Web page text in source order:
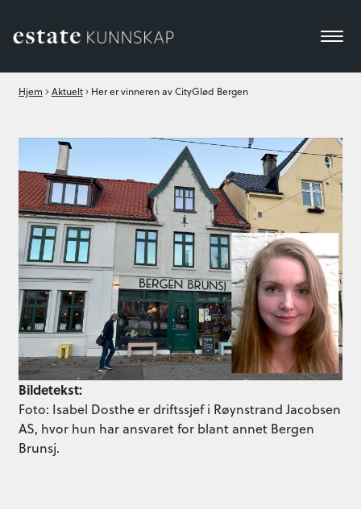
Hjem Aktuelt Her er vinneren av CityGlød Bergen
Bildetekst:
Foto: Isabel Dosthe er driftssjef i Røynstrand Jacobsen
AS, hvor hun har ansvaret for blant annet Bergen
Brunsj.